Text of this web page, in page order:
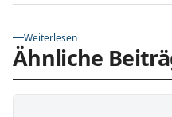
Weiterlesen
Ähnliche